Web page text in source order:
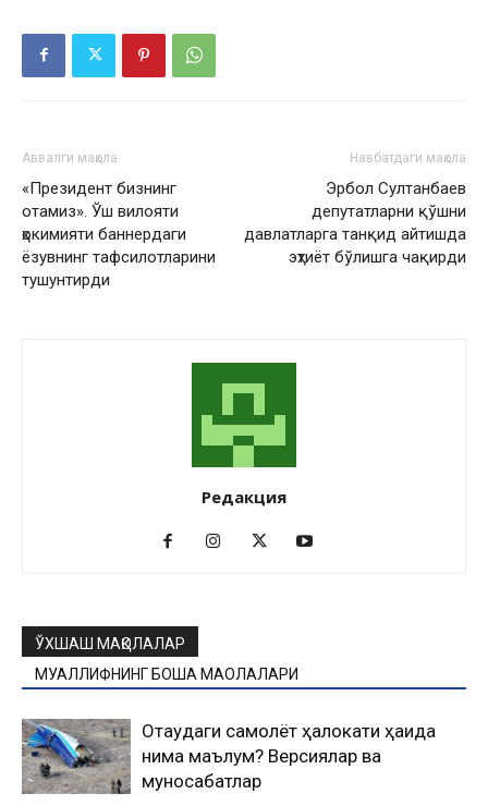
Аввалги мақола
«Президент бизнинг
отамиз». Ўш вилояти
ҳокимияти баннердаги
ёзувнинг тафсилотларини
тушунтирди
Навбатдаги мақола
Эрбол Султанбаев
депутатларни қўшни
давлатларга танқид айтишда
эҳтиёт бўлишга чақирди
Редакция
ЎХШАШ МАҚОЛАЛАР
МУАЛЛИФНИНГ БОШҚА МАҚОЛАЛАРИ
Оқтаудаги самолёт ҳалокати ҳақида
нима маълум? Версиялар ва
муносабатлар